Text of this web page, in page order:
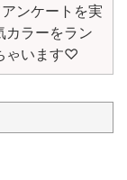
ンケートを実
カラーをラン
ゃいます♡